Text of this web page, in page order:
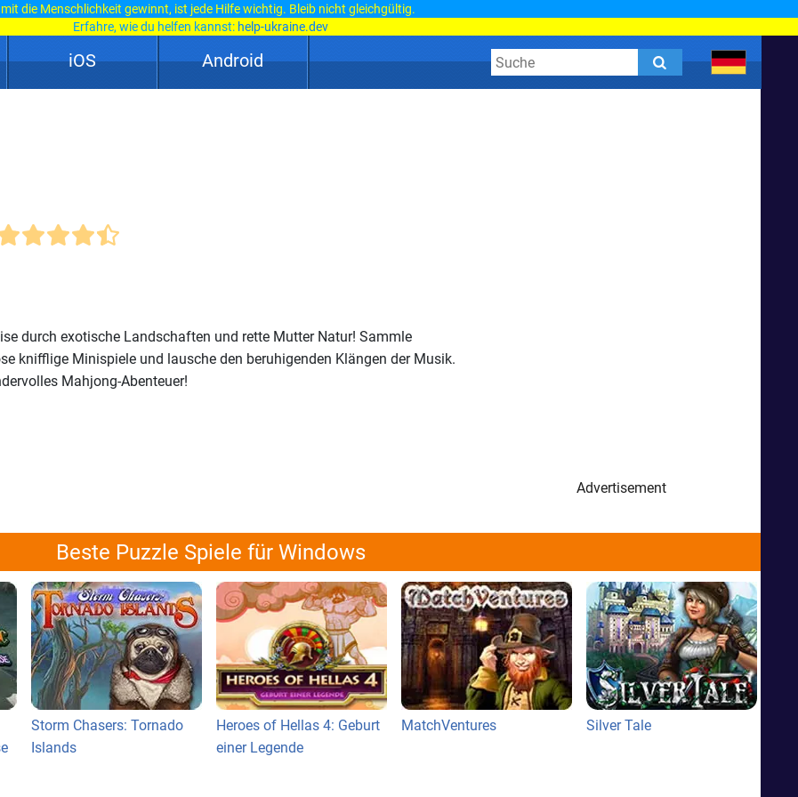
die Menschlichkeit gewinnt, ist jede Hilfe wichtig. Bleib nicht gleichgültig.
Erfahre, wie du helfen kannst: help-ukraine.dev
iOS Android
durch exotische Landschaften und rette Mutter Natur! Sammle
knifflige Minispiele und lausche den beruhigenden Klängen der Musik.
Mahjong-Abenteuer!
Advertisement
Beste Puzzle Spiele für Windows
Storm Chasers: Tornado
Islands
Heroes of Hellas 4: Geburt
einer Legende
MatchVentures Silver Tale